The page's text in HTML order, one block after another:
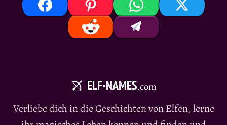
ELF-NAMES.com
Verliebe dich in die Geschichten von Elfen, lerne